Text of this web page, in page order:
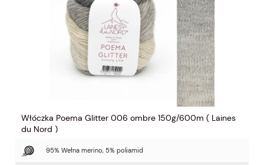
Włóczka Poema Glitter 020 ombre 150g/600m ( Laines
du Nord )
95% Wełna merino, 5% poliamid